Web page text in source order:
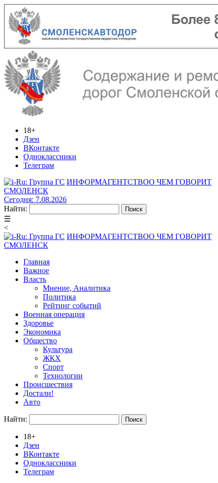
18+
Дзен
ВКонтакте
Одноклассники
Телеграм
ИНФОРМАГЕНТСТВОО ЧЕМ ГОВОРИТ
СМОЛЕНСК
Сегодня: 7.08.2026
Найти:
☰
<
ИНФОРМАГЕНТСТВОО ЧЕМ ГОВОРИТ
СМОЛЕНСК
Главная
Важное
Власть
Мнение, Аналитика
Политика
Рейтинг событий
Военная операция
Здоровье
Экономика
Общество
Культура
ЖКХ
Спорт
Технологии
Происшествия
Достали!
Авто
Найти:
18+
Дзен
ВКонтакте
Одноклассники
Телеграм